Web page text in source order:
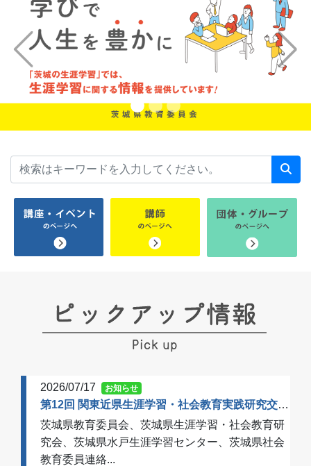
Previous Next
2026/07/17 お知らせ
第12回 関東近県生涯学習・社会教育実践研究交流会 開催のご案内（一次案内）
茨城県教育委員会、茨城県生涯学習・社会教育研
究会、茨城県水戸生涯学習センター、茨城県社会
教育委員連絡...